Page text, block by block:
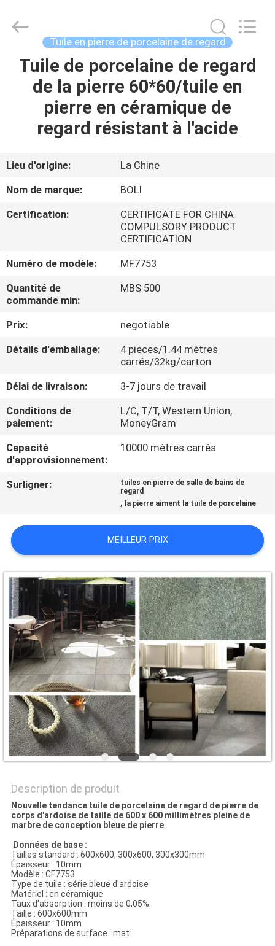
MAISON
VIDÉOS
À
DE
NOUS
VISITE
DE
CONTRÔLE
DE
LA
QUALITÉ
CONTACTER
DEMANDEZ
UN DEVIS
PLAN
DU
SITE
POLITIQUE
DE
CONFIDENTIALITÉ
CERAMICS
Reserved.
Tuile en pierre de porcelaine de regard
Tuile de porcelaine de regard
de la pierre 60*60/tuile en
pierre en céramique de
regard résistant à l'acide
Lieu d'origine:
La Chine
Nom de marque:
BOLI
Certification:
CERTIFICATE FOR CHINA
COMPULSORY PRODUCT
CERTIFICATION
Numéro de modèle:
MF7753
Quantité de
commande min:
MBS 500
Prix:
negotiable
Détails d'emballage:
4 pieces/1.44 mètres
carrés/32kg/carton
Délai de livraison:
3-7 jours de travail
Conditions de
paiement:
L/C, T/T, Western Union,
MoneyGram
Capacité
d'approvisionnement:
10000 mètres carrés
Surligner:
tuiles en pierre de salle de bains de
regard
, la pierre aiment la tuile de porcelaine
MEILLEUR PRIX
Description de produit
Nouvelle tendance tuile de porcelaine de regard de pierre de
corps d'ardoise de taille de 600 x 600 millimètres pleine de
marbre de conception bleue de pierre
Données de base :
Tailles standard : 600x600, 300x600, 300x300mm
Épaisseur : 10mm
Modèle : CF7753
Type de tuile : série bleue d'ardoise
Matériel : en céramique
Taux d'absorption : moins de 0,05%
Taille : 600x600mm
Épaisseur : 10mm
Préparations de surface : mat